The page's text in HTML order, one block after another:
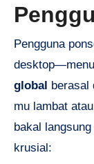
Pengguna
global berasal
mu lambat
bakal
krusial: